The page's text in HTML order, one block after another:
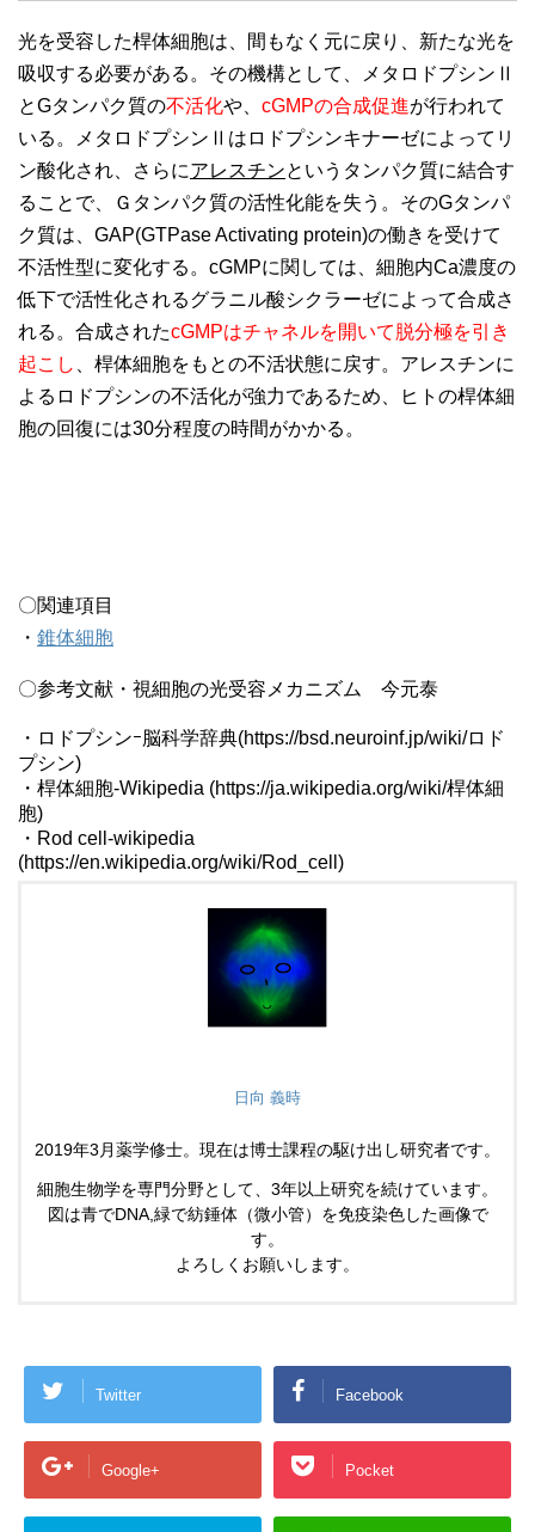
光を受容した桿体細胞は、間もなく元に戻り、新たな光を
吸収する必要がある。その機構として、メタロドプシンⅡ
とGタンパク質の不活化や、 cGMPの合成促進が行われて
いる。メタロドプシンⅡはロドプシンキナーゼによってリ
ン酸化され、さらにアレスチンというタンパク質に結合す
ることで、Ｇタンパク質の活性化能を失う。そのGタンパ
ク質は、GAP(GTPase Activating protein)の働きを受けて
不活性型に変化する。cGMPに関しては、細胞内Ca濃度の
低下で活性化されるグラニル酸シクラーゼによって合成さ
れる。合成されたcGMPはチャネルを開いて脱分極を引き
起こし
、桿体細胞をもとの不活状態に戻す。アレスチンに
よるロドプシンの不活化が強力であるため、ヒトの桿体細
胞の回復には30分程度の時間がかかる。
〇関連項目
・ 錐体細胞
〇参考文献・視細胞の光受容メカニズム 今元泰
・ロドプシンｰ脳科学辞典(https://bsd.neuroinf.jp/wiki/ロド
プシン)
・桿体細胞-Wikipedia (https://ja.wikipedia.org/wiki/桿体細
胞)
・Rod cell-wikipedia
(https://en.wikipedia.org/wiki/Rod_cell)
日向 義時
2019年3月薬学修士。現在は博士課程の駆け出し研究者です。
細胞生物学を専門分野として、3年以上研究を続けています。
図は青でDNA,緑で紡錘体（微小管）を免疫染色した画像で
す。
よろしくお願いします。
Twitter Facebook
Google+ Pocket